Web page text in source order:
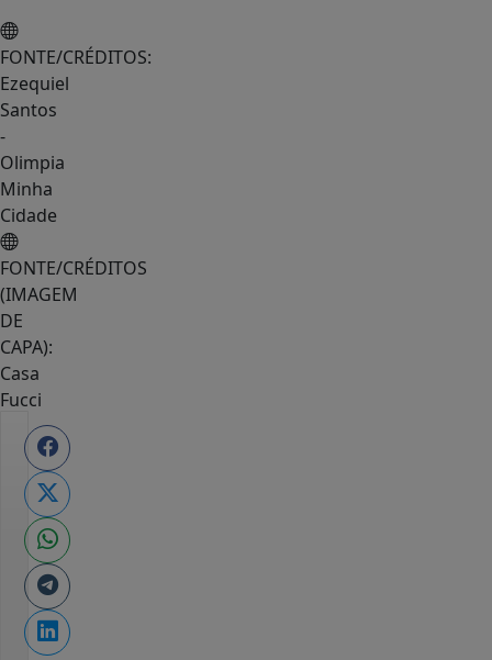
FONTE/CRÉDITOS:
Ezequiel
Santos
-
Olimpia
Minha
Cidade
FONTE/CRÉDITOS
(IMAGEM
DE
CAPA):
Casa
Fucci